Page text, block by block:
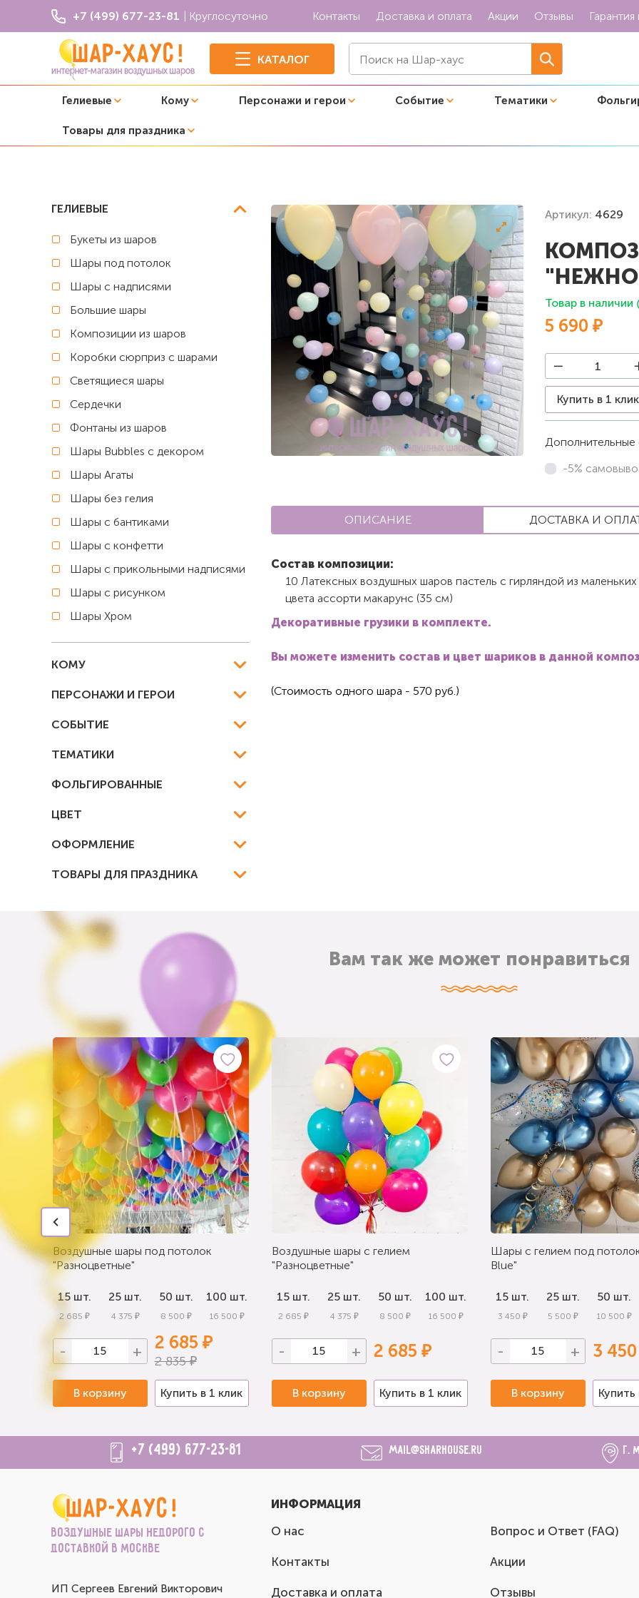
+7 (499) 677-23-81 | Круглосуточно Контакты Доставка и оплата Акции Отзывы
КАТАЛОГ
Гелиевые Кому Персонажи и герои Событие Тематики
Товары для праздника
День рождения ребенка
ГЕЛИЕВЫЕ
Букеты из шаров
Шары под потолок
Шары с надписями
Большие шары
Композиции из шаров
Коробки сюрприз с шарами
Светящиеся шары
Сердечки
Фонтаны из шаров
Шары Bubbles с декором
Шары Агаты
Шары без гелия
Шары с бантиками
Шары с конфетти
Шары с прикольными надписями
Шары с рисунком
Шары Хром
КОМУ
ПЕРСОНАЖИ И ГЕРОИ
СОБЫТИЕ
ТЕМАТИКИ
ФОЛЬГИРОВАННЫЕ
ЦВЕТ
ОФОРМЛЕНИЕ
ТОВАРЫ ДЛЯ ПРАЗДНИКА
Артикул: 4629
Товар в наличии
5 690 ₽
Купить в 1 клик
Дополнительные
-5%
ОПИСАНИЕ ДОСТАВКА И
Состав композиции:
10 Латексных воздушных шаров пастель с гирляндой из
цвета ассорти макарунс (35 см)
Декоративные грузики в комплекте.
Вы можете изменить состав и цвет шариков в данной
(Стоимость одного шара - 570 руб.)
Вам так же может понравиться
Воздушные шары под потолок
"Разноцветные"
15 шт.
2 685 ₽
25 шт.
4 375 ₽
50 шт.
8 500 ₽
100 шт.
16 500 ₽
- + 2 685 ₽
2 835 ₽
В корзину Купить в 1 клик
Воздушные шары с гелием
"Разноцветные"
15 шт.
2 685 ₽
25 шт.
4 375 ₽
50 шт.
8 500 ₽
100 шт.
16 500 ₽
- + 2 685 ₽
В корзину Купить в 1 клик
Шары с гелием под
Blue"
15 шт.
3 450 ₽
25 шт.
5 500 ₽
50 шт.
10 500 ₽
- + 3
В корзину Купить
+7 (499) 677-23-81 mail@sharhouse.ru г.
Воздушные шары недорого с
доставкой в Москве
ИП Сергеев Евгений Викторович
ИНФОРМАЦИЯ
О нас
Контакты
Доставка и оплата
Вопрос и Ответ (FAQ)
Акции
Отзывы